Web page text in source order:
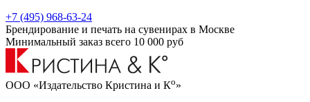
+7 (495) 968-63-24
Брендирование и печать на сувенирах в Москве
Минимальный заказ всего 10 000 руб
ООО «Издательство Кристина и Ко»